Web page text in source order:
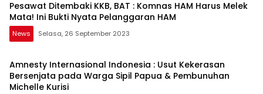
Pesawat Ditembaki KKB, BAT : Komnas HAM Harus Melek
Mata! Ini Bukti Nyata Pelanggaran HAM
News Selasa, 26 September 2023
Amnesty Internasional Indonesia : Usut Kekerasan
Bersenjata pada Warga Sipil Papua & Pembunuhan
Michelle Kurisi